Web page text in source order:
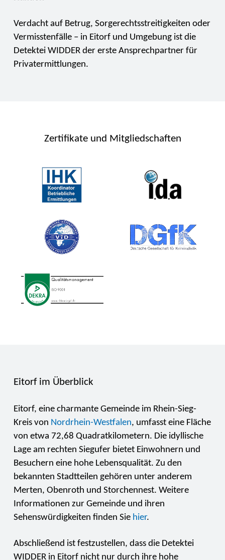
Verdacht auf Betrug, Sorgerechtsstreitigkeiten oder
Vermisstenfälle – in Eitorf und Umgebung ist die
Detektei WIDDER der erste Ansprechpartner für
Privatermittlungen.
Zertifikate und Mitgliedschaften
Eitorf im Überblick
Eitorf, eine charmante Gemeinde im Rhein-Sieg-
Kreis von Nordrhein-Westfalen, umfasst eine Fläche
von etwa 72,68 Quadratkilometern. Die idyllische
Lage am rechten Siegufer bietet Einwohnern und
Besuchern eine hohe Lebensqualität. Zu den
bekannten Stadtteilen gehören unter anderem
Merten, Obenroth und Storchennest. Weitere
Informationen zur Gemeinde und ihren
Sehenswürdigkeiten finden Sie hier.
Abschließend ist festzustellen, dass die Detektei
WIDDER in Eitorf nicht nur durch ihre hohe